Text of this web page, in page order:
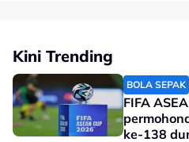
No node context available.
Related Topics
#golf
Kini Trending
BOLA SEPAK
FIFA
ke-138